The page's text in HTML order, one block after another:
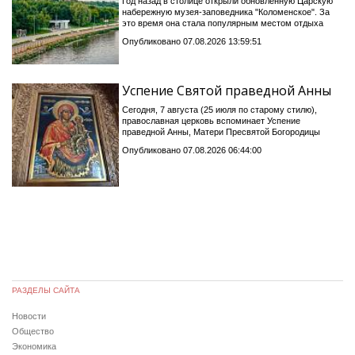
набережную музея-заповедника "Коломенское". За
это время она стала популярным местом отдыха
Опубликовано 07.08.2026 13:59:51
Успение Святой праведной Анны
Сегодня, 7 августа (25 июля по старому стилю),
православная церковь вспоминает Успение
праведной Анны, Матери Пресвятой Богородицы
Опубликовано 07.08.2026 06:44:00
РАЗДЕЛЫ САЙТА
Новости
Общество
Экономика